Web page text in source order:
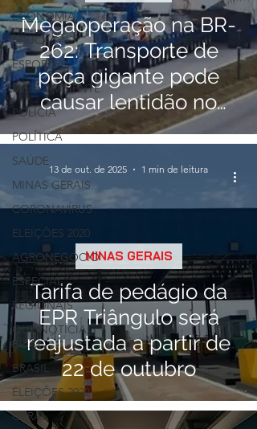
ECONOMIA
EDUCAÇÃO
ESPORTES
MEIO AMBIENTE
POLÍCIA
POLÍTICA
SAÚDE
MINAS GERAIS
CORONAVÍRUS
ELEIÇÕES 2020
AGRONEGÓCIO
ESPECIAL
REGIONAIS
QUE NOTÍCIA
BOA!
BRASIL
ELEIÇÕES 2022
GERAL
Megaoperação na BR-
262: Transporte de
peça gigante pode
causar lentidão no
trânsito
Tarifa de pedágio da
EPR Triângulo será
reajustada a partir de
22 de outubro
MINAS GERAIS
13 de out. de 2025 1 min de leitura